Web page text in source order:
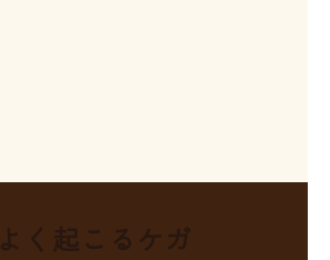
よく起こるケガ